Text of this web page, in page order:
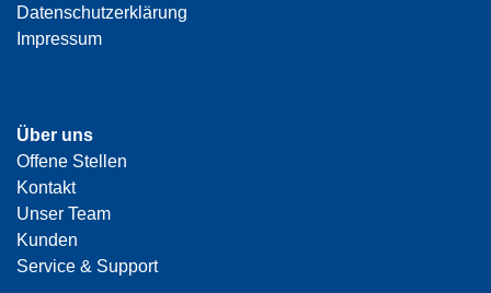
Datenschutzerklärung
Impressum
Über uns
Offene Stellen
Kontakt
Unser Team
Kunden
Service & Support